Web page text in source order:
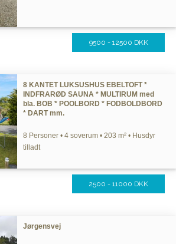
9500 - 12500 DKK
8 KANTET LUKSUSHUS EBELTOFT *
INDFRARØD SAUNA * MULTIRUM med
bla. BOB * POOLBORD * FODBOLDBORD
* DART mm.
8 Personer • 4 soverum • 203 m² • Husdyr
tilladt
2500 - 11000 DKK
Jørgensvej